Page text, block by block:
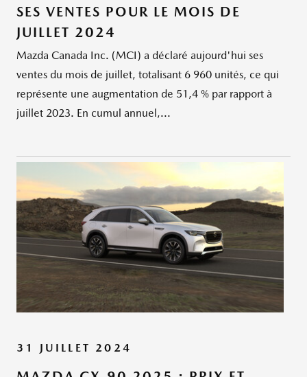
SES VENTES POUR LE MOIS DE
JUILLET 2024
Mazda Canada Inc. (MCI) a déclaré aujourd'hui ses
ventes du mois de juillet, totalisant 6 960 unités, ce qui
représente une augmentation de 51,4 % par rapport à
juillet 2023. En cumul annuel,...
31 JUILLET 2024